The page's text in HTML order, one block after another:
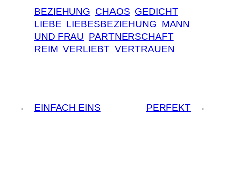
BEZIEHUNG CHAOS GEDICHT
LIEBE LIEBESBEZIEHUNG MANN
UND FRAU PARTNERSCHAFT
REIM VERLIEBT VERTRAUEN
← EINFACH EINS PERFEKT →